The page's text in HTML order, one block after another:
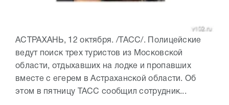
АСТРАХАНЬ, 12 октября. /ТАСС/. Полицейские
ведут поиск трех туристов из Московской
области, отдыхавших на лодке и пропавших
вместе с егерем в Астраханской области. Об
этом в пятницу ТАСС сообщил сотрудник...